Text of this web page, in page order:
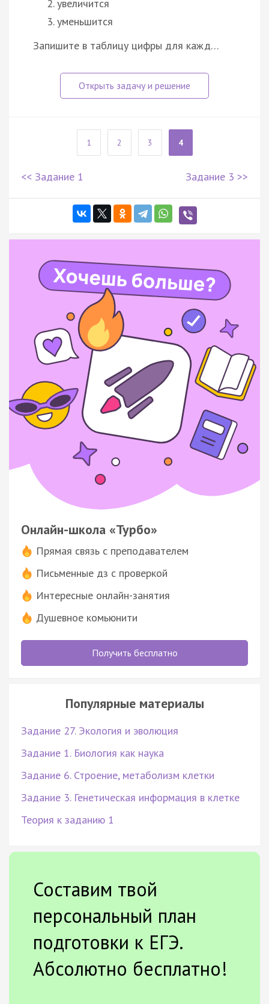
увеличится
уменьшится
Запишите в таблицу цифры для кажд…
1 2 3 4
<< Задание 1 Задание 3 >>
Онлайн-школа «Турбо»
Прямая связь с преподавателем
Письменные дз с проверкой
Интересные онлайн-занятия
Душевное комьюнити
Получить бесплатно
Популярные материалы
Задание 27. Экология и эволюция
Задание 1. Биология как наука
Задание 6. Строение, метаболизм клетки
Задание 3. Генетическая информация в клетке
Теория к заданию 1
Составим твой
персональный план
подготовки к ЕГЭ.
Абсолютно бесплатно!